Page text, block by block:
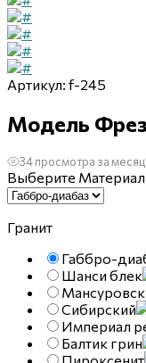
Артикул: f-245
Модель
34 просмотра за месяц
Выберите Материал
Гранит
Габбро-
Шанси блек
Сибирский
Империал
Балтик грин